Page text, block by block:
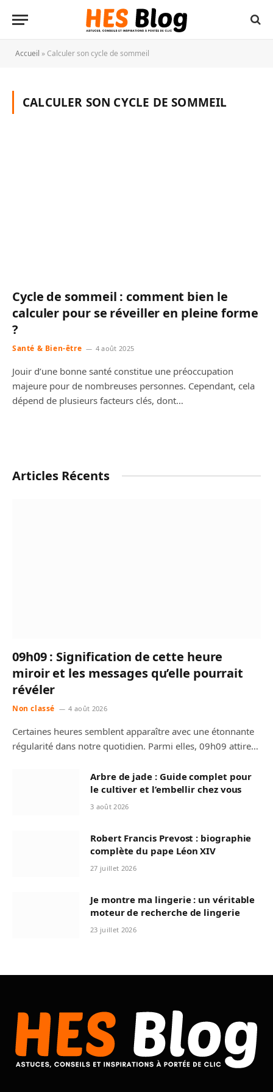
Accueil » Calculer son cycle de sommeil
CALCULER SON CYCLE DE SOMMEIL
Cycle de sommeil : comment bien le
calculer pour se réveiller en pleine forme
?
Santé & Bien-être 4 août 2025
Jouir d’une bonne santé constitue une préoccupation
majeure pour de nombreuses personnes. Cependant, cela
dépend de plusieurs facteurs clés, dont…
Articles Récents
09h09 : Signification de cette heure
miroir et les messages qu’elle pourrait
révéler
Non classé 4 août 2026
Certaines heures semblent apparaître avec une étonnante
régularité dans notre quotidien. Parmi elles, 09h09 attire…
Arbre de jade : Guide complet pour
le cultiver et l’embellir chez vous
3 août 2026
Robert Francis Prevost : biographie
complète du pape Léon XIV
27 juillet 2026
Je montre ma lingerie : un véritable
moteur de recherche de lingerie
23 juillet 2026